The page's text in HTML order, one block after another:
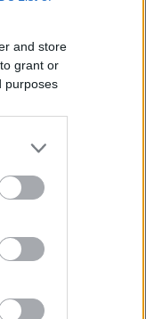
and store
grant or
purposes